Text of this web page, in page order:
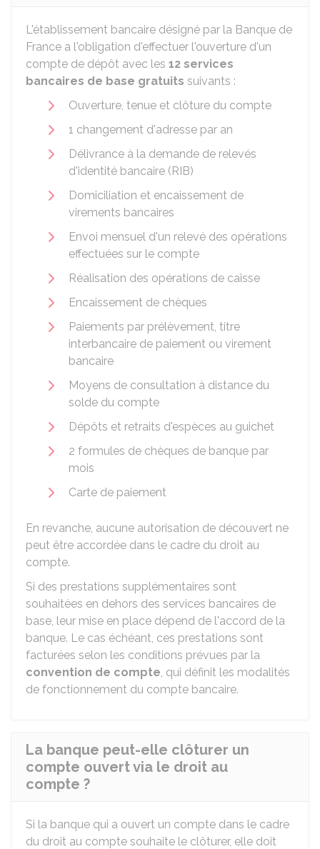
L'établissement bancaire désigné par la Banque de
France a l'obligation d'effectuer l'ouverture d'un
compte de dépôt avec les 12 services
bancaires de base gratuits suivants :
Ouverture, tenue et clôture du compte
1 changement d'adresse par an
Délivrance à la demande de relevés
d'identité bancaire (RIB)
Domiciliation et encaissement de
virements bancaires
Envoi mensuel d'un relevé des opérations
effectuées sur le compte
Réalisation des opérations de caisse
Encaissement de chèques
Paiements par prélèvement, titre
interbancaire de paiement ou virement
bancaire
Moyens de consultation à distance du
solde du compte
Dépôts et retraits d'espèces au guichet
2 formules de chèques de banque par
mois
Carte de paiement
En revanche, aucune autorisation de découvert ne
peut être accordée dans le cadre du droit au
compte.
Si des prestations supplémentaires sont
souhaitées en dehors des services bancaires de
base, leur mise en place dépend de l'accord de la
banque. Le cas échéant, ces prestations sont
facturées selon les conditions prévues par la
convention de compte, qui définit les modalités
de fonctionnement du compte bancaire.
La banque peut-elle clôturer un
compte ouvert via le droit au
compte ?
Si la banque qui a ouvert un compte dans le cadre
du droit au compte souhaite le clôturer, elle doit